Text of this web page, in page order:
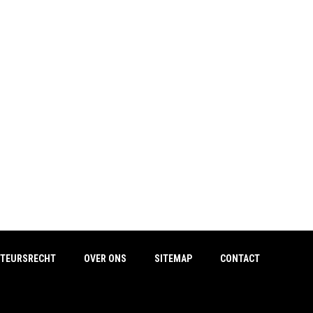
OVER ONS SITEMAP CONTACT